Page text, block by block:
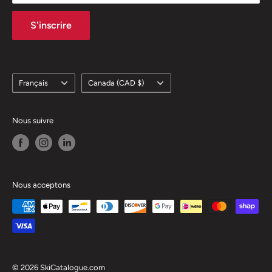
S'inscrire
Langue
Français Pays/région
Canada (CAD $)
Nous suivre
Nous acceptons
© 2026 SkiCatalogue.com